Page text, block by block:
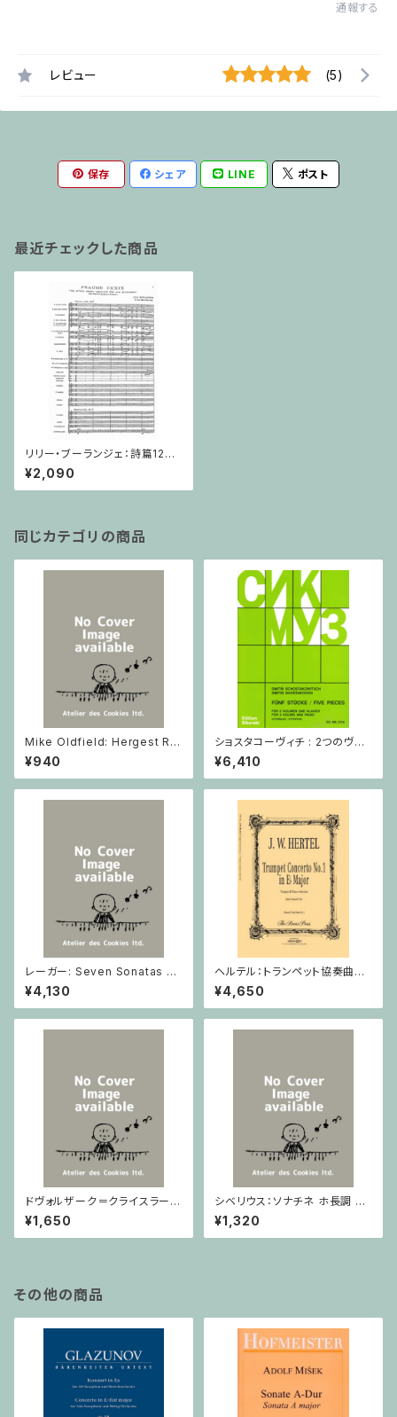
通報する
レビュー (5)
保存 シェア LINE ポスト
最近チェックした商品
リリー・ブーランジェ：詩篇129
番 / ミニチュアスコア
¥2,090
同じカテゴリの商品
Mike Oldfield: Hergest Rid
ge / ピアノ
¥940
ショスタコーヴィチ : 2つのヴァ
イオリンとピアノのための 5つの
小品 / ヴァイオリン2とピアノ
¥6,410
レーガー: Seven Sonatas o
p. 91 Heft 2 / ヴァイオリン
¥4,130
ヘルテル：トランペット協奏曲第1
番 変ホ長調/トランペット・ピア
ノ
¥4,650
ドヴォルザーク＝クライスラー：
スラヴ幻想曲 ロ短調 from Op.
55-4, Op.75 / ヴァイオリンと
ピアノ
¥1,650
シベリウス：ソナチネ ホ長調 O
p.80 / ヴァイオリンとピアノ
¥1,320
その他の商品